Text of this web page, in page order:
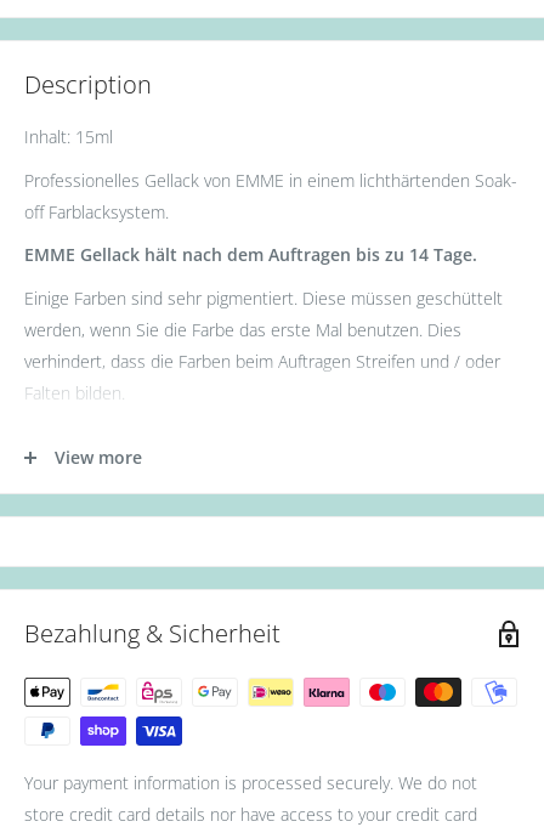
Description
Inhalt: 15ml
Professionelles Gellack von EMME in einem lichthärtenden Soak-
off Farblacksystem.
EMME Gellack hält nach dem Auftragen bis zu 14 Tage.
Einige Farben sind sehr pigmentiert. Diese müssen geschüttelt
werden, wenn Sie die Farbe das erste Mal benutzen. Dies
verhindert, dass die Farben beim Auftragen Streifen und / oder
Falten bilden.
36W UV Lampe für 60s oder 12W LED Lampe für 30s.)
(Aushärtung: 36W UV Lampe für 90s oder 12W LED Lampe für
Lampe für 90s oder 12W LED Lampe für 60s.)
View more
Bezahlung & Sicherheit
Your payment information is processed securely. We do not
store credit card details nor have access to your credit card